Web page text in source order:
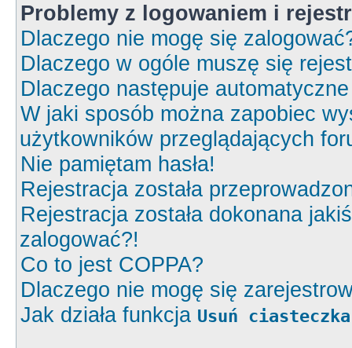
Problemy z logowaniem i
Dlaczego nie mogę się
Dlaczego w ogóle muszę się
Dlaczego następuje
W jaki sposób można zapobiec
użytkowników przeglądających
Nie pamiętam hasła!
Rejestracja została
Rejestracja została dokonana
zalogować?!
Co to jest COPPA?
Dlaczego nie mogę się
Jak działa funkcja Usuń